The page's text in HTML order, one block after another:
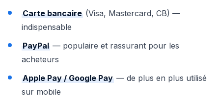
Carte bancaire (Visa, Mastercard, CB) —
indispensable
PayPal — populaire et rassurant pour les
acheteurs
Apple Pay / Google Pay — de plus en plus utilisé
sur mobile